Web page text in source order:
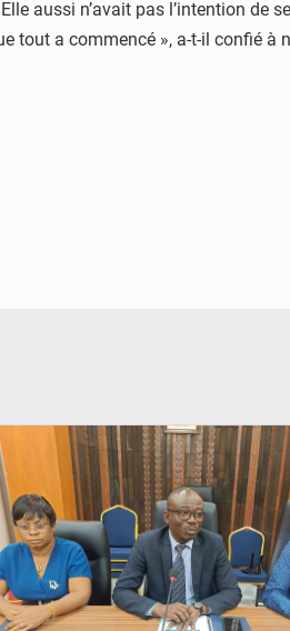
aussi n’avait pas l’intention de
tout a commencé », a-t-il confié à